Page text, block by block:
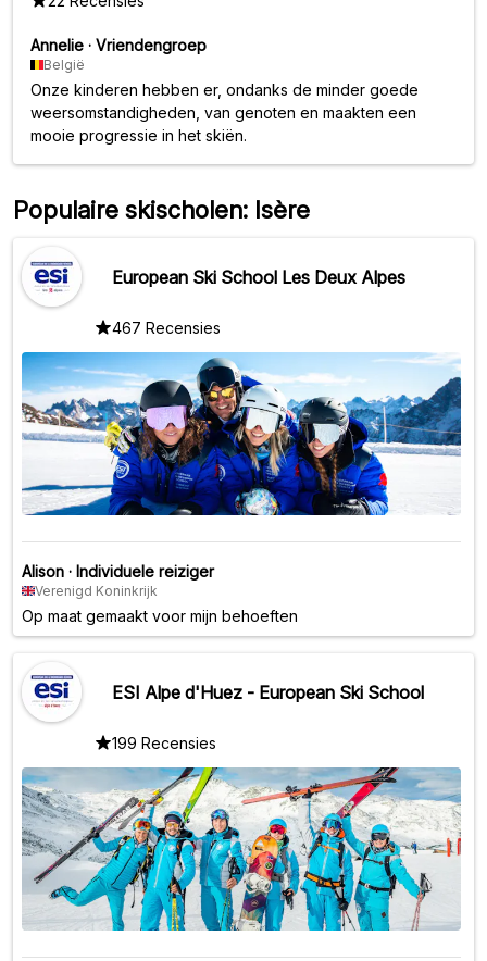
Annelie · Vriendengroep
België
Onze kinderen hebben er, ondanks de minder goede
weersomstandigheden, van genoten en maakten een
mooie progressie in het skiën.
Populaire skischolen: Isère
European Ski School Les Deux Alpes
467 Recensies
Alison · Individuele reiziger
Verenigd Koninkrijk
Op maat gemaakt voor mijn behoeften
ESI Alpe d'Huez - European Ski School
199 Recensies